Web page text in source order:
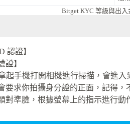
Bitget KYC 等級與出
認證】
證】
起手機打開相機進行掃描，會進入
要求你拍攝身分證的正面，記得
對準臉，根據螢幕上的指示進行